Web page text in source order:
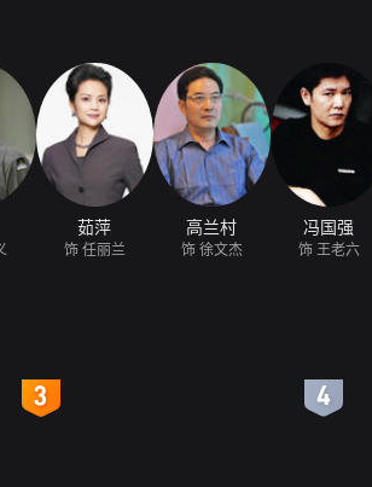
茹萍
饰 任丽兰
高兰村
饰 徐文杰
冯国强
饰 王老六